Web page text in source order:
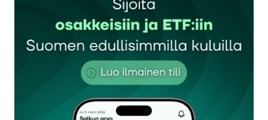
Sähköpostiosoitettasi ei julkaista.Pakolliset
kentät on merkitty*
Kommentti*